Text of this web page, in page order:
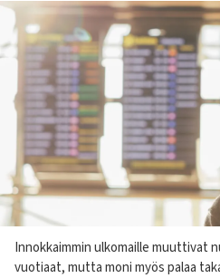
Kuvateksti
Innokkaimmin ulkomaille muuttivat
vuotiaat, mutta moni myös palaa